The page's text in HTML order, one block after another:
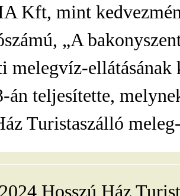
Kft, mint
„A
melegvíz-
án teljesítette,
Turistaszálló
Hosszú Ház